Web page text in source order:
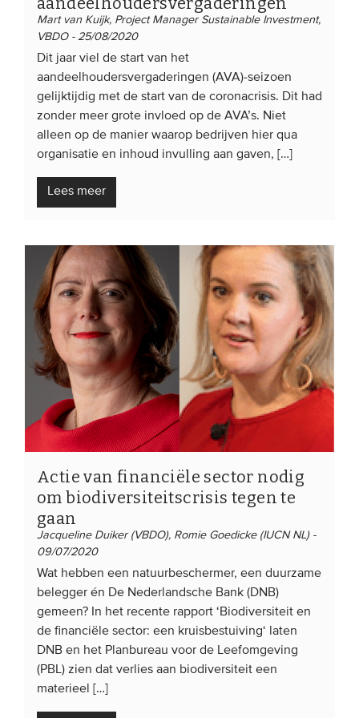
Mart van Kuijk, Project Manager Sustainable Investment,
VBDO - 25/08/2020
Dit jaar viel de start van het
aandeelhoudersvergaderingen (AVA)-seizoen
gelijktijdig met de start van de coronacrisis. Dit had
zonder meer grote invloed op de AVA’s. Niet
alleen op de manier waarop bedrijven hier qua
organisatie en inhoud invulling aan gaven, […]
Lees meer
Actie van financiële sector nodig
om biodiversiteitscrisis tegen te
gaan
Jacqueline Duiker (VBDO), Romie Goedicke (IUCN NL) -
09/07/2020
Wat hebben een natuurbeschermer, een duurzame
belegger én De Nederlandsche Bank (DNB)
gemeen? In het recente rapport ‘Biodiversiteit en
de financiële sector: een kruisbestuiving‘ laten
DNB en het Planbureau voor de Leefomgeving
(PBL) zien dat verlies aan biodiversiteit een
materieel […]